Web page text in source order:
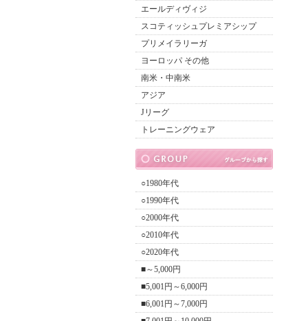
エールディヴィジ
スコティッシュプレミアシップ
プリメイラリーガ
ヨーロッパ その他
南米・中南米
アジア
Jリーグ
トレーニングウェア
○1980年代
○1990年代
○2000年代
○2010年代
○2020年代
■～5,000円
■5,001円～6,000円
■6,001円～7,000円